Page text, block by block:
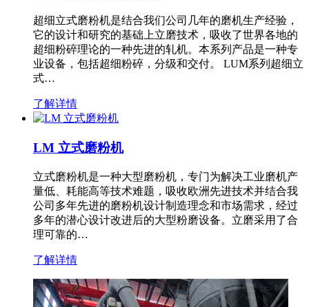
超细立式磨粉机是结合我们公司几年的磨机生产经验，
它的设计和研究的基础上立磨技术，吸收了世界各地的
超细粉碎理论的一种先进的轧机。本系列产品是一种专
业设备，包括超细粉碎，分级和交付。 LUM系列超细立
式…
了解详情
LM 立式磨粉机
立式磨粉机是一种大型磨粉机，专门为解决工业磨机产
量低、耗能高等技术难题，吸收欧洲先进技术并结合我
公司多年先进的磨粉机设计制造理念和市场需求，经过
多年的潜心设计改进后的大型粉磨设备。立磨采用了合
理可靠的…
了解详情